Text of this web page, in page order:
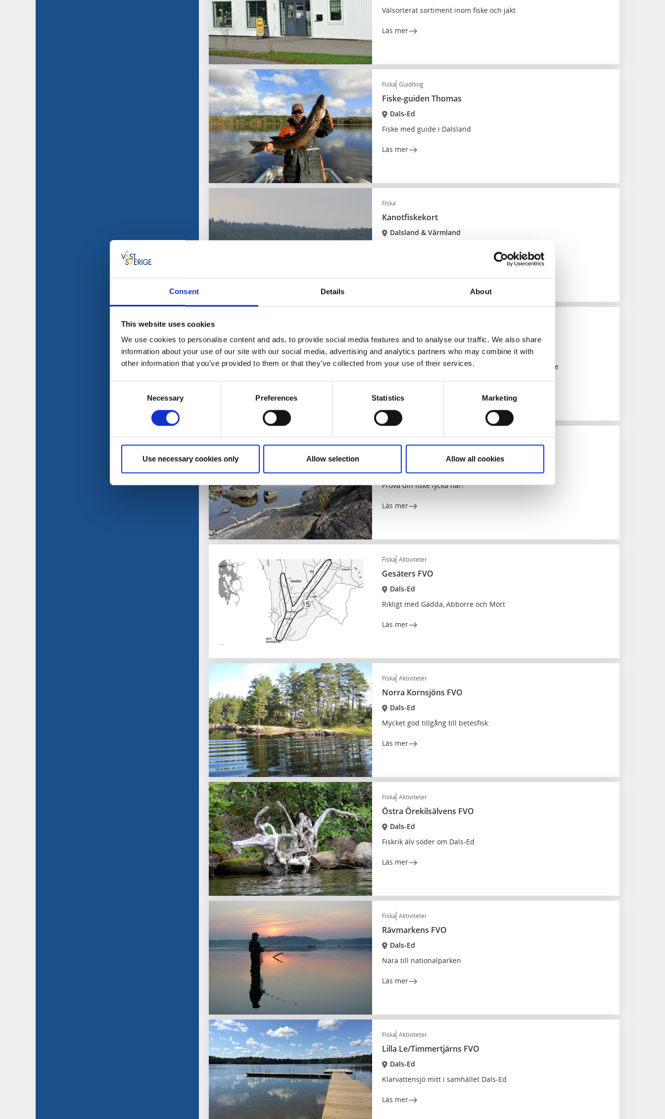
Consent Details About
This website uses cookies
We use cookies to personalise content and ads, to provide social media features and to analyse our traffic. We also share
information about your use of our site with our social media, advertising and analytics partners who may combine it with
other information that you’ve provided to them or that they’ve collected from your use of their services.
Necessary Preferences Statistics Marketing
Use necessary cookies only Allow selection Allow all cookies
Välsorterat sortiment inom fiske och jakt
Läs mer
Fiska Guidning
Fiske-guiden Thomas
Dals-Ed
Fiske med guide i Dalsland
Läs mer
Fiska
Kanotfiskekort
Dalsland & Värmland
Stora/ Lilla Sågtjärns FVO
Dals-Ed
Familjevänligt vatten i utkanten av Dals-Eds samhälle
Dals-Ed
Prova din fiske lycka här!
Läs mer
Fiska Aktiviteter
Gesäters FVO
Dals-Ed
Rikligt med Gädda, Abborre och Mört
Läs mer
Fiska Aktiviteter
Norra Kornsjöns FVO
Dals-Ed
Mycket god tillgång till betesfisk.
Läs mer
Fiska Aktiviteter
Östra Örekilsälvens FVO
Dals-Ed
Fiskrik älv söder om Dals-Ed
Läs mer
Fiska Aktiviteter
Rävmarkens FVO
Dals-Ed
Nära till nationalparken
Läs mer
Fiska Aktiviteter
Lilla Le/Timmertjärns FVO
Dals-Ed
Klarvattensjö mitt i samhället Dals-Ed
Läs mer